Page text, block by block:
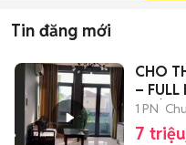
Tin đăng mới
CHO
– FULL
1 PN
7